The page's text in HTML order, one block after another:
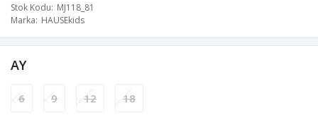
Stok Kodu MJ118_81
Marka HAUSEkids
AY
6 9 12 18